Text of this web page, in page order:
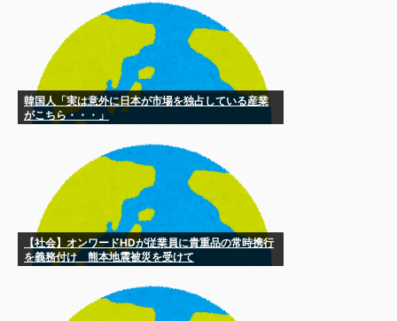
韓国人「実は意外に日本が市場を独占している産業
がこちら・・・」
【社会】オンワードHDが従業員に貴重品の常時携行
を義務付け 熊本地震被災を受けて